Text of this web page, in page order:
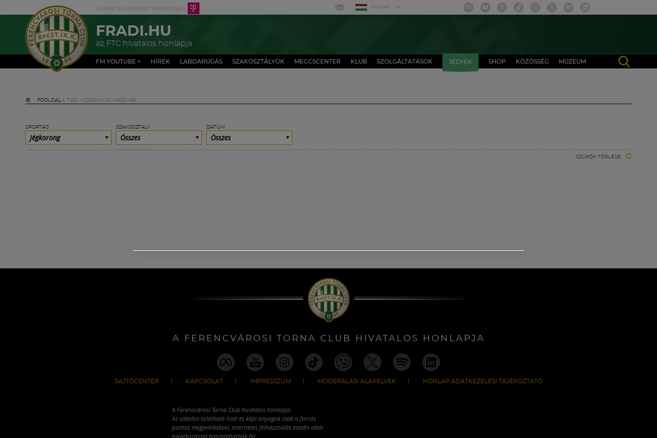
MAGYAR
FRADI.HU
az FTC hivatalos honlapja
FM YOUTUBE + HÍREK LABDARÚGÁS SZAKOSZTÁLYOK MECCSCENTER KLUB SZOLGÁLTATÁSOK JEGYEK SHOP KÖZÖSSÉG MÚZEUM
FŐOLDAL » TAG: MOSONMAGYARÓVÁR
SPORTÁG
Jégkorong
SZAKOSZTÁLY
Összes
DÁTUM
Összes
SZŰRŐK TÖRLÉSE
A FERENCVÁROSI TORNA CLUB HIVATALOS HONLAPJA
SAJTÓCENTER KAPCSOLAT IMPRESSZUM MODERÁLÁSI ALAPELVEK HONLAP ADATKEZELÉSI TÁJÉKOZTATÓ
A Ferencvárosi Torna Club hivatalos honlapja
Az oldalon található írott és képi anyagok csak a forrás
pontos megjelölésével, internetes felhasználás esetén aktív
hivatkozással használhatóak fel.